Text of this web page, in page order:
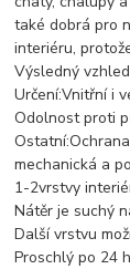
také dobrá pro
interiéru,
Výsledný
Určení:Vnitřní i
Odolnost proti
mechanická a
1-2vrstvy
Nátěr je suchý
Další vrstvu
Proschlý po 24